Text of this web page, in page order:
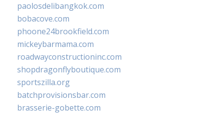
paolosdelibangkok.com
bobacove.com
phoone24brookfield.com
mickeybarmama.com
roadwayconstructioninc.com
shopdragonflyboutique.com
sportszilla.org
batchprovisionsbar.com
brasserie-gobette.com